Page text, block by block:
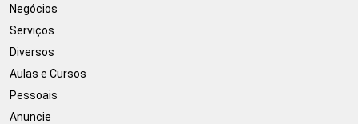
Negócios
Serviços
Diversos
Aulas e Cursos
Pessoais
Anuncie